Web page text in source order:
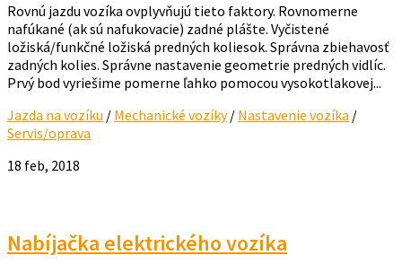
Rovnú jazdu vozíka ovplyvňujú tieto faktory. Rovnomerne
nafúkané (ak sú nafukovacie) zadné plášte. Vyčistené
ložiská/funkčné ložiská predných koliesok. Správna zbiehavosť
zadných kolies. Správne nastavenie geometrie predných vidlíc.
Prvý bod vyriešime pomerne ľahko pomocou vysokotlakovej...
Jazda na vozíku / Mechanické vozíky/ Nastavenie vozíka /
Servis/oprava
18 feb, 2018
Nabíjačka elektrického vozíka